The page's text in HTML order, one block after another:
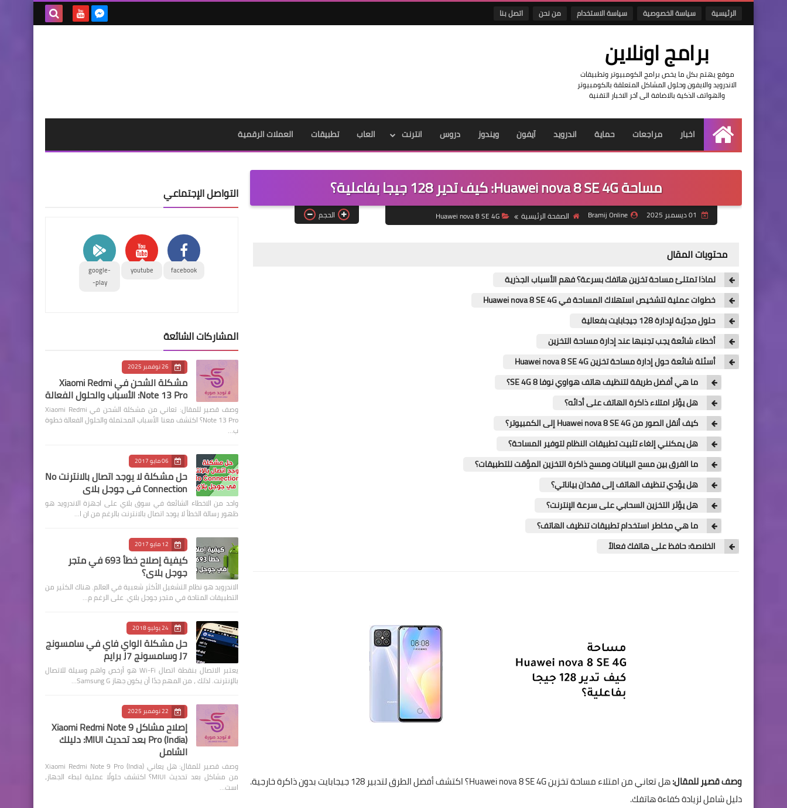
الرئيسية سياسة الخصوصية سياسة الاستخدام من نحن اتصل بنا
برامج اونلاين
موقع يهتم بكل ما يخص برامج الكومبيوتر وتطبيقات
الاندرويد والايفون وحلول المشاكل المتعلقة بالكومبيوتر
والهواتف الذكية بالاضافة الى آخر الاخبار التقنية
الرئيسية
اخبار مراجعات حماية اندرويد آيفون ويندوز دروس انترنت العاب تطبيقات العملات الرقمية
مساحة Huawei nova 8 SE 4G: كيف تدير 128 جيجا بفاعلية؟
Bramij Online الصفحة الرئيسية Huawei nova 8 SE 4G الحجم
محتويات المقال
لماذا تمتلئ مساحة تخزين هاتفك بسرعة؟ فهم الأسباب الجذرية
خطوات عملية لتشخيص استهلاك المساحة في Huawei nova 8 SE 4G
حلول مجرّبة لإدارة 128 جيجابايت بفعالية
أخطاء شائعة يجب تجنبها عند إدارة مساحة التخزين
أسئلة شائعة حول إدارة مساحة تخزين Huawei nova 8 SE 4G
ما هي أفضل طريقة لتنظيف هاتف هواوي نوفا 8 SE 4G؟
هل يؤثر امتلاء ذاكرة الهاتف على أدائه؟
كيف أنقل الصور من Huawei nova 8 SE 4G إلى الكمبيوتر؟
هل يمكنني إلغاء تثبيت تطبيقات النظام لتوفير المساحة؟
ما الفرق بين مسح البيانات ومسح ذاكرة التخزين المؤقت للتطبيقات؟
هل يؤدي تنظيف الهاتف إلى فقدان بياناتي؟
هل يؤثر التخزين السحابي على سرعة الإنترنت؟
ما هي مخاطر استخدام تطبيقات تنظيف الهاتف؟
الخلاصة: حافظ على هاتفك فعالاً
وصف قصير للمقال:
هل تعاني من امتلاء مساحة تخزين Huawei nova 8 SE 4G؟ اكتشف أفضل الطرق لتدبير 128 جيجابايت بدون ذاكرة خارجية.
دليل شامل لزيادة كفاءة هاتفك.
التواصل الإجتماعي
facebook
youtube
google-
play-
المشاركات الشائعة
26 نوفمبر 2025
مشكلة الشحن في Xiaomi Redmi
Note 13 Pro: الأسباب والحلول الفعالة
وصف قصير للمقال: تعاني من مشكلة الشحن في Xiaomi Redmi
Note 13 Pro؟ اكتشف معنا الأسباب المحتملة والحلول الفعالة خطوة
ب…
06 مايو 2017
حل مشكلة لا يوجد اتصال بالانترنت No
Connection في جوجل بلاي
واحد من الاخطاء الشائعة في سوق بلاي على اجهزة الاندرويد هو
ظهور رسالة الخطأ لا يوجد اتصال بالانترنت بالرغم من ان ا…
12 مايو 2017
كيفية إصلاح خطأ 693 في متجر
جوجل بلاي؟
الاندرويد هو نظام التشغيل الأكثر شعبية في العالم. هناك الكثير من
التطبيقات المتاحة في متجر جوجل بلاي. على الرغم م…
24 يوليو 2018
حل مشكلة الواي فاي في سامسونج
J7 وسامسونج J7 برايم
يعتبر الاتصال بنقطة اتصال Wi-Fi هو أرخص واهم وسيلة للاتصال
بالإنترنت. لذلك ، من المهم جدًا أن يكون جهاز Samsung G…
22 نوفمبر 2025
إصلاح مشاكل Xiaomi Redmi Note 9
Pro (India) بعد تحديث MIUI: دليلك
الشامل
وصف قصير للمقال: هل يعاني Xiaomi Redmi Note 9 Pro (India)
من مشاكل بعد تحديث MIUI؟ اكتشف حلولًا عملية لبطء الجهاز،
است…